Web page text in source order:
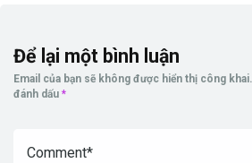
Để lại một bình luận
Email của bạn sẽ không được hiển thị công khai.
đánh dấu *